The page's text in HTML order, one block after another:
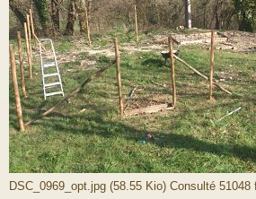
DSC_0969_opt.jpg (58.55 Kio) Consulté 51048